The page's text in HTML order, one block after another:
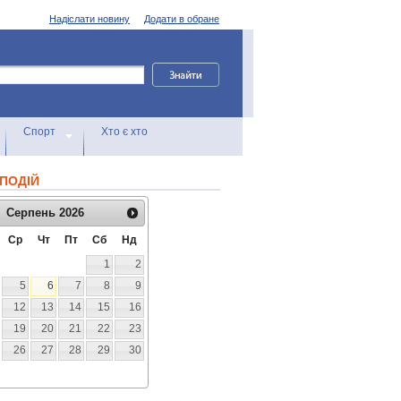
Додати в обране
Надіслати новину
Спорт Хто є хто
Серпень 2026
Ср Чт Пт Сб
Нд
1
2
5 6 7 8
9
12 13 14 15
16
19 20 21 22
23
26 27 28 29
30